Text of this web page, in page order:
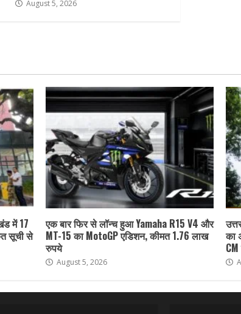
August 5, 2026
में 17
सूची से
एक बार फिर से लॉन्च हुआ Yamaha R15 V4 और
MT-15 का MotoGP एडिशन, कीमत 1.76 लाख
रुपये
August 5, 2026
का